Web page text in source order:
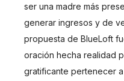
ser una madre más
generar ingresos y de
propuesta de BlueLoft
oración hecha realidad
gratificante pertenecer